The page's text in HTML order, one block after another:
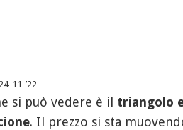
11-’22
si può vedere è il triangolo
. Il prezzo si sta